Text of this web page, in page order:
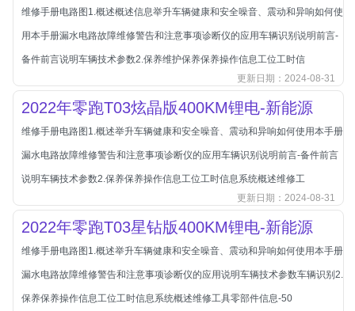
宝骏
宾利
本田
本田-广州本田
本田-海外本田
标致
标致
标致-进口
比亚迪
比亚迪
比亚迪-海外版
比亚迪商用车
维修手册电路图1.概述概述信息举升车辆健康和安全噪音、震动和异响如何使
用本手册漏水电路故障维修警告和注意事项诊断仪的应用车辆识别说明前言-
备件前言说明车辆技术参数2.保养维护保养保养操作信息工位工时信
更新日期：2024-08-31
2022年零跑T03炫晶版400KM锂电-新能源
维修手册电路图1.概述举升车辆健康和安全噪音、震动和异响如何使用本手册
漏水电路故障维修警告和注意事项诊断仪的应用车辆识别说明前言-备件前言
说明车辆技术参数2.保养保养操作信息工位工时信息系统概述维修工
更新日期：2024-08-31
2022年零跑T03星钻版400KM锂电-新能源
维修手册电路图1.概述举升车辆健康和安全噪音、震动和异响如何使用本手册
漏水电路故障维修警告和注意事项诊断仪的应用说明车辆技术参数车辆识别2.
保养保养操作信息工位工时信息系统概述维修工具零部件信息-50